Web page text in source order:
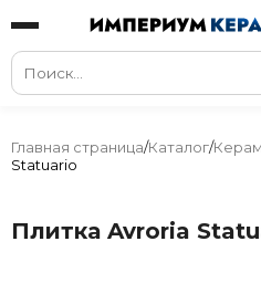
Главная страница/Каталог/
Statuario
Плитка Avroria